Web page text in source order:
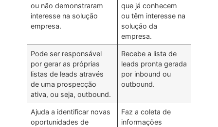
ou não demonstraram
interesse na solução
empresa.
que já conhecem
ou têm interesse na
solução da
empresa.
Pode ser responsável
por gerar as próprias
listas de leads através
de uma prospecção
ativa, ou seja, outbound.
Recebe a lista de
leads pronta gerada
por inbound ou
outbound.
Ajuda a identificar novas
oportunidades de
Faz a coleta de
informações